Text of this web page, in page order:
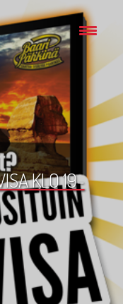
KLO 19-